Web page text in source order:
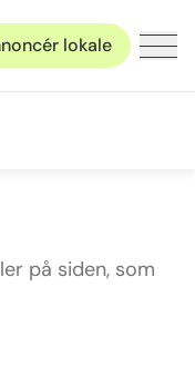
lokale
på siden, som